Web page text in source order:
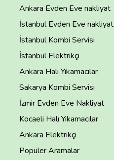
Ankara Evden Eve nakliyat
İstanbul Evden Eve nakliyat
İstanbul Kombi Servisi
İstanbul Elektrikçi
Ankara Halı Yıkamacılar
Sakarya Kombi Servisi
İzmir Evden Eve Nakliyat
Kocaeli Halı Yıkamacılar
Ankara Elektrikçi
Popüler Aramalar